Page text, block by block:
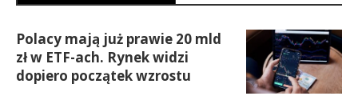
Polacy mają już prawie 20 mld
zł w ETF-ach. Rynek widzi
dopiero początek wzrostu